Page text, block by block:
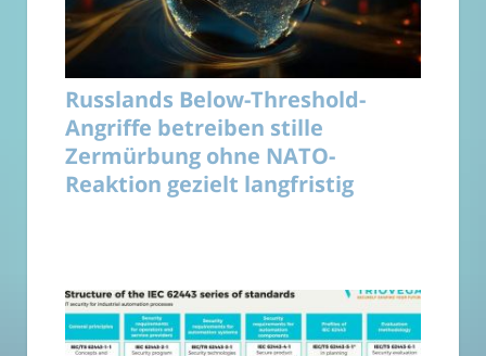
Russlands Below-Threshold-
Angriffe betreiben stille
Zermürbung ohne NATO-
Reaktion gezielt langfristig